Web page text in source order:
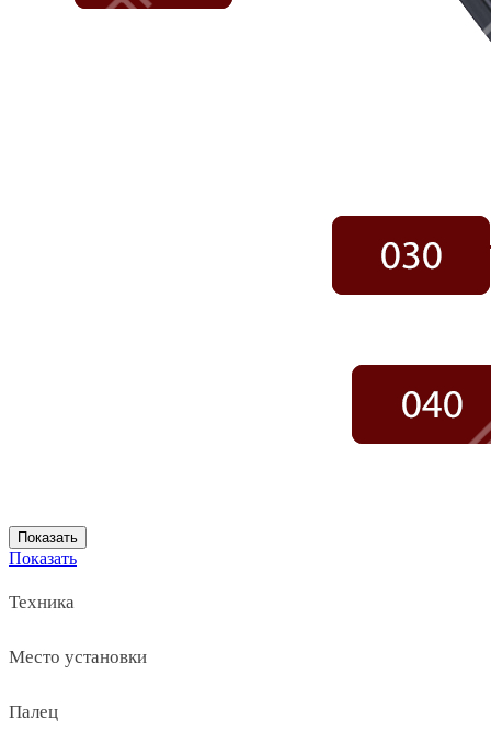
Показать
Техника
Место установки
Палец